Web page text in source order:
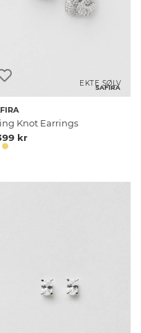
SAFIRA
EKTE SØLV
Knot Earrings
kr